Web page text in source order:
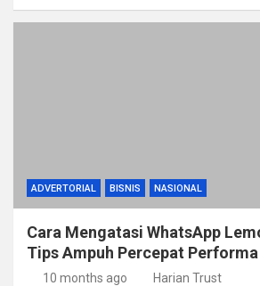
ADVERTORIAL BISNIS NASIONAL
Cara Mengatasi WhatsApp
Tips Ampuh Percepat Performa
10 months ago Harian Trust